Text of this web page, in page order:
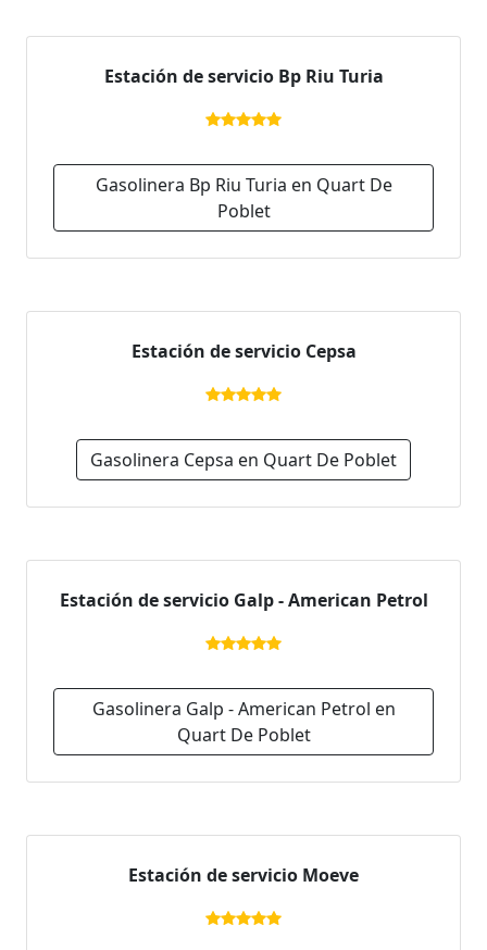
Estación de servicio Bp Riu Turia
Gasolinera Bp Riu Turia en Quart De
Poblet
Estación de servicio Cepsa
Gasolinera Cepsa en Quart De Poblet
Estación de servicio Galp - American Petrol
Gasolinera Galp - American Petrol en
Quart De Poblet
Estación de servicio Moeve